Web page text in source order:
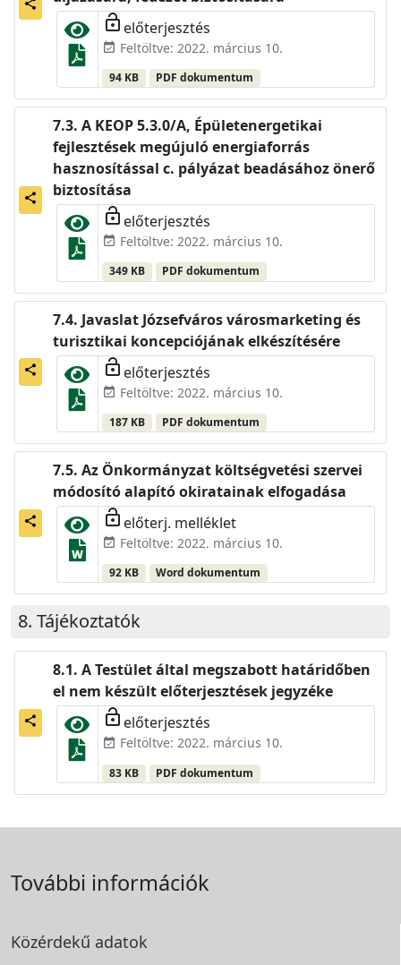
share
lock_open előterjesztés
event_available Feltöltve: 2022. március 10.
94 KB PDF dokumentum
share
A KEOP 5.3.0/A, Épületenergetikai
fejlesztések megújuló energiaforrás
hasznosítással c. pályázat beadásához önerő
biztosítása
lock_open előterjesztés
event_available Feltöltve: 2022. március 10.
349 KB PDF dokumentum
share
Javaslat Józsefváros városmarketing és
turisztikai koncepciójának elkészítésére
lock_open előterjesztés
event_available Feltöltve: 2022. március 10.
187 KB PDF dokumentum
share
Az Önkormányzat költségvetési szervei
módosító alapító okiratainak elfogadása
lock_open előterj. melléklet
event_available Feltöltve: 2022. március 10.
92 KB Word dokumentum
Tájékoztatók
share
A Testület által megszabott határidőben
el nem készült előterjesztések jegyzéke
lock_open előterjesztés
event_available Feltöltve: 2022. március 10.
83 KB PDF dokumentum
További információk
Közérdekű adatok